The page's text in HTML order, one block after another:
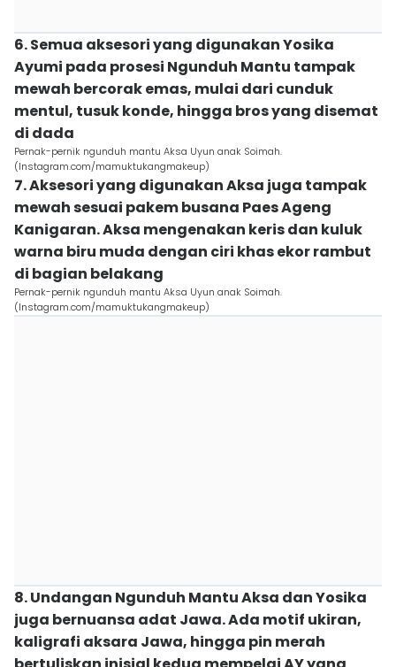
6. Semua aksesori yang digunakan Yosika
Ayumi pada prosesi Ngunduh Mantu tampak
mewah bercorak emas, mulai dari cunduk
mentul, tusuk konde, hingga bros yang disemat
di dada
Pernak-pernik ngunduh mantu Aksa Uyun anak Soimah.
(Instagram.com/mamuktukangmakeup)
7. Aksesori yang digunakan Aksa juga tampak
mewah sesuai pakem busana Paes Ageng
Kanigaran. Aksa mengenakan keris dan kuluk
warna biru muda dengan ciri khas ekor rambut
di bagian belakang
Pernak-pernik ngunduh mantu Aksa Uyun anak Soimah.
(Instagram.com/mamuktukangmakeup)
8. Undangan Ngunduh Mantu Aksa dan Yosika
juga bernuansa adat Jawa. Ada motif ukiran,
kaligrafi aksara Jawa, hingga pin merah